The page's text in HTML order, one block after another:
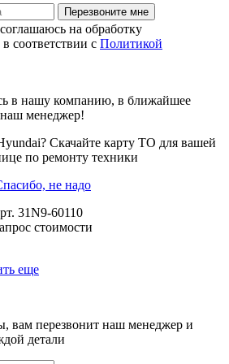
Перезвоните мне
на обработку
соответствии с Политикой
в нашу компанию, в ближайшее
наш менеджер!
Скачайте карту ТО для вашей
по ремонту техники
не надо
31N9-60110
стоимости
еще
вам перезвонит наш менеджер и
детали